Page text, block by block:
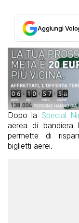
Aggiungi
Dopo la Special
aerea di
permette di
biglietti aerei.